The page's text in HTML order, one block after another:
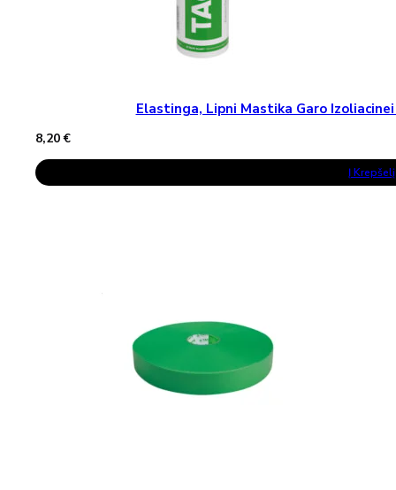
Elastinga, Lipni Mastika Garo Izoliacinei
8,20€
Į Krepšelį